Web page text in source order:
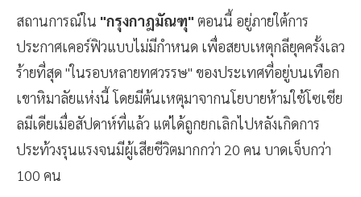
สถานการณ์ใน "กรุงกาฎมัณฑุ" ตอนนี้ อยู่ภายใต้การ
ประกาศเคอร์ฟิวแบบไม่มีกำหนด เพื่อสยบเหตุกลียุคครั้งเลว
ร้ายที่สุด "ในรอบหลายทศวรรษ" ของประเทศที่อยู่บนเทือก
เขาหิมาลัยแห่งนี้ โดยมีต้นเหตุมาจากนโยบายห้ามใช้โซเชีย
ลมีเดียเมื่อสัปดาห์ที่แล้ว แต่ได้ถูกยกเลิกไปหลังเกิดการ
ประท้วงรุนแรงจนมีผู้เสียชีวิตมากกว่า 20 คน บาดเจ็บกว่า
100 คน